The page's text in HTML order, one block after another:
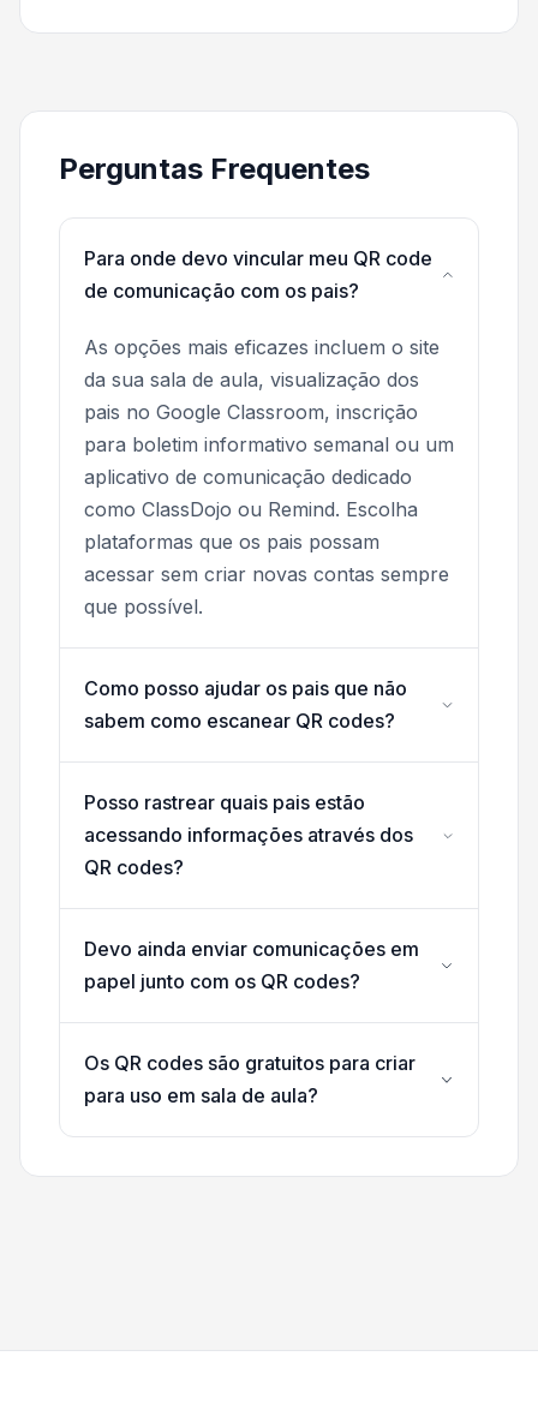
Perguntas Frequentes
Para onde devo vincular meu QR code
de comunicação com os pais?
As opções mais eficazes incluem o site
da sua sala de aula, visualização dos
pais no Google Classroom, inscrição
para boletim informativo semanal ou um
aplicativo de comunicação dedicado
como ClassDojo ou Remind. Escolha
plataformas que os pais possam
acessar sem criar novas contas sempre
que possível.
Como posso ajudar os pais que não
sabem como escanear QR codes?
Posso rastrear quais pais estão
acessando informações através dos
QR codes?
Devo ainda enviar comunicações em
papel junto com os QR codes?
Os QR codes são gratuitos para criar
para uso em sala de aula?